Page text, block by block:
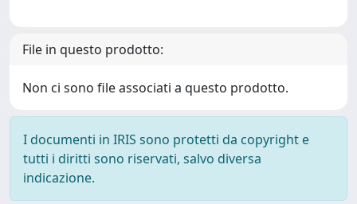
File in questo prodotto:
Non ci sono file associati a questo prodotto.
I documenti in IRIS sono protetti da copyright e
tutti i diritti sono riservati, salvo diversa
indicazione.